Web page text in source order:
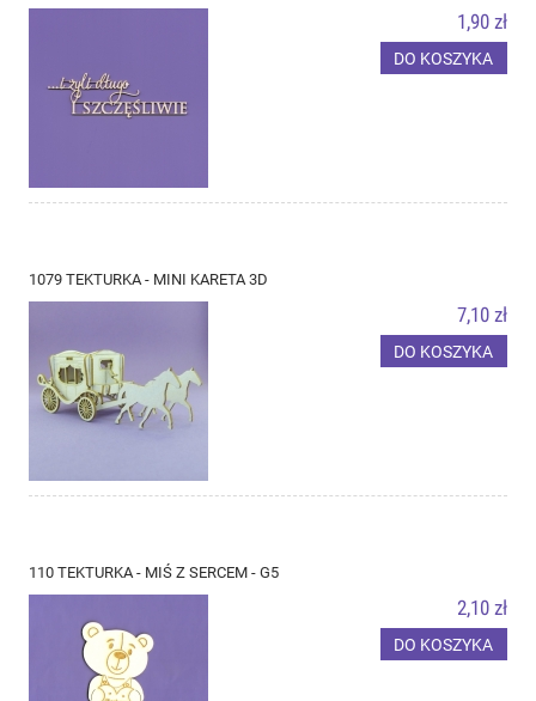
1,90 zł
DO KOSZYKA
1079 TEKTURKA - MINI KARETA 3D
7,10 zł
DO KOSZYKA
110 TEKTURKA - MIŚ Z SERCEM - G5
2,10 zł
DO KOSZYKA